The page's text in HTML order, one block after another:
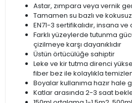
Astar, zımpara veya vernik
Tamamen su bazlı ve
EN71-3 sertifikalıdır, insana
Farklı yüzeylerde tutunma
çizilmeye karşı dayanıklıdır
Üstün örtücülüğe sahiptir
Leke ve kir tutma direnci
fiber bez ile kolaylıkla
Boyalar kullanıma hazır hale
Katlar arasında 2-3 saat